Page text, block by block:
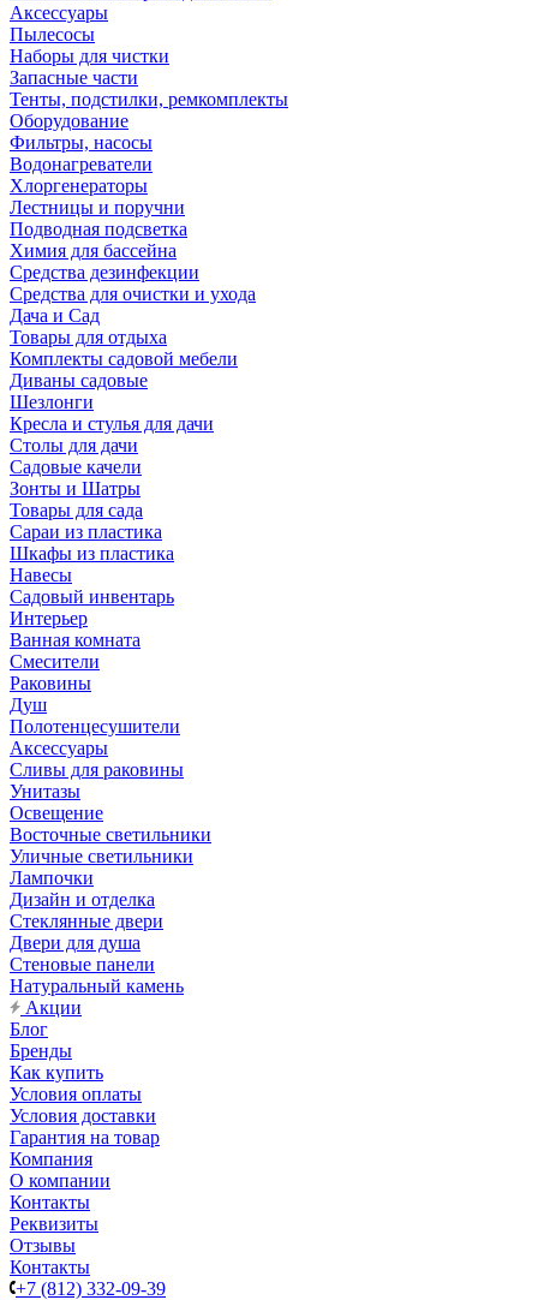
Аксессуары
Пылесосы
Наборы для чистки
Запасные части
Тенты, подстилки, ремкомплекты
Оборудование
Фильтры, насосы
Водонагреватели
Хлоргенераторы
Лестницы и поручни
Подводная подсветка
Химия для бассейна
Средства дезинфекции
Средства для очистки и ухода
Дача и Сад
Товары для отдыха
Комплекты садовой мебели
Диваны садовые
Шезлонги
Кресла и стулья для дачи
Столы для дачи
Садовые качели
Зонты и Шатры
Товары для сада
Сараи из пластика
Шкафы из пластика
Навесы
Садовый инвентарь
Интерьер
Ванная комната
Смесители
Раковины
Душ
Полотенцесушители
Аксессуары
Сливы для раковины
Унитазы
Освещение
Восточные светильники
Уличные светильники
Лампочки
Дизайн и отделка
Стеклянные двери
Двери для душа
Стеновые панели
Натуральный камень
Акции
Блог
Бренды
Как купить
Условия оплаты
Условия доставки
Гарантия на товар
Компания
О компании
Контакты
Реквизиты
Отзывы
Контакты
+7 (812) 332-09-39